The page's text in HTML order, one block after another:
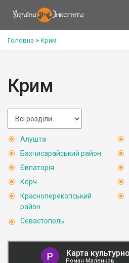
Головна > Крим
Крим
Алушта
Бахчисарайський район
Євпаторія
Керч
Красноперекопський
район
Севастополь